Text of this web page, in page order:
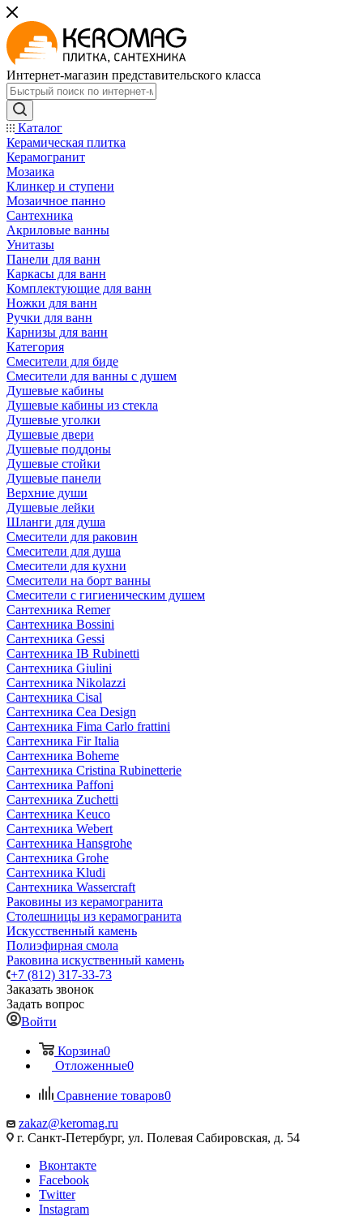
Интернет-магазин представительского класса
Каталог
Керамическая плитка
Керамогранит
Мозаика
Клинкер и ступени
Мозаичное панно
Сантехника
Акриловые ванны
Унитазы
Панели для ванн
Каркасы для ванн
Комплектующие для ванн
Ножки для ванн
Ручки для ванн
Карнизы для ванн
Категория
Смесители для биде
Смесители для ванны с душем
Душевые кабины
Душевые кабины из стекла
Душевые уголки
Душевые двери
Душевые поддоны
Душевые стойки
Душевые панели
Верхние души
Душевые лейки
Шланги для душа
Смесители для раковин
Смесители для душа
Смесители для кухни
Смесители на борт ванны
Смесители с гигиеническим душем
Сантехника Remer
Сантехника Bossini
Сантехника Gessi
Сантехника IB Rubinetti
Сантехника Giulini
Сантехника Nikolazzi
Сантехника Cisal
Сантехника Cea Design
Сантехника Fima Carlo frattini
Сантехника Fir Italia
Сантехника Boheme
Сантехника Cristina Rubinetterie
Сантехника Paffoni
Сантехника Zuchetti
Сантехника Keuco
Сантехника Webert
Сантехника Hansgrohe
Сантехника Grohe
Сантехника Kludi
Сантехника Wassercraft
Раковины из керамогранита
Столешницы из керамогранита
Искусственный камень
Полиэфирная смола
Раковина искуственный камень
+7 (812) 317-33-73
Заказать звонок
Задать вопрос
Войти
Корзина0
Отложенные0
Сравнение товаров0
zakaz@keromag.ru
г. Санкт-Петербург, ул. Полевая Сабировская, д. 54
Вконтакте
Facebook
Twitter
Instagram